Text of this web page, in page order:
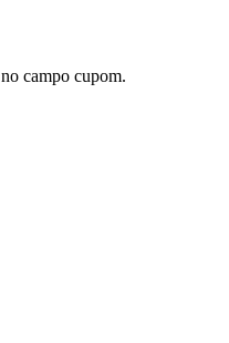
no campo cupom.